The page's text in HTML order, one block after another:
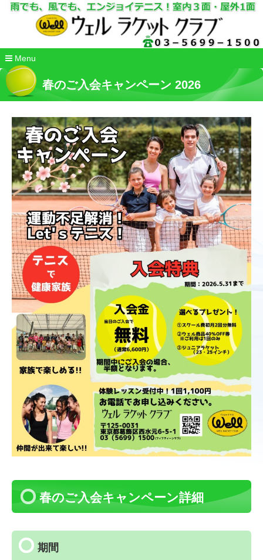
Menu
コ
ン
ン
春のご入会キャンペーン 2026
春のご入会キャンペーン詳細
期間